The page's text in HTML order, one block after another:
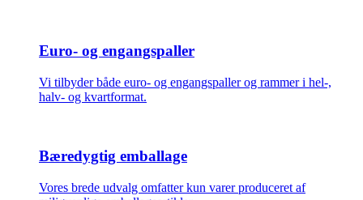
Euro- og engangspaller
Vi tilbyder både euro- og engangspaller og rammer i hel-,
halv- og kvartformat.
Bæredygtig emballage
Vores brede udvalg omfatter kun varer produceret af